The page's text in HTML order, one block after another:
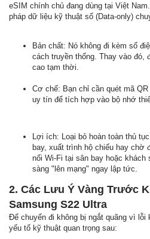
eSIM chính chủ đang dùng tại Việt
pháp dữ liệu kỹ thuật số (Data-only)
Bản chất: Nó không đi kèm số
cách truyền thống. Thay vào đó,
cao tạm thời.
Cơ chế: Bạn chỉ cần quét mã
uy tín để tích hợp vào bộ nhớ
Lợi ích: Loại bỏ hoàn toàn thủ
bay, xuất trình hộ chiếu hay
nối Wi-Fi tại sân bay hoặc
sàng "lên mạng" ngay lập tức.
2. Các Lưu Ý Vàng Trước
Samsung S22 Ultra
Để chuyến đi không bị ngắt quãng vì
yếu tố kỹ thuật quan trọng sau: